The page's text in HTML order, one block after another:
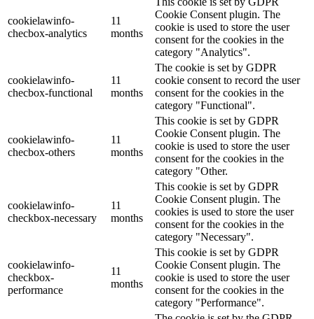
cookielawinfo-
checbox-analytics
11
months
Cookie Consent plugin. The
cookie is used to store the user
consent for the cookies in the
category "Analytics".
cookielawinfo-
checbox-functional
11
months
The cookie is set by GDPR
cookie consent to record the user
consent for the cookies in the
category "Functional".
cookielawinfo-
checbox-others
11
months
This cookie is set by GDPR
Cookie Consent plugin. The
cookie is used to store the user
consent for the cookies in the
category "Other.
cookielawinfo-
checkbox-necessary
11
months
This cookie is set by GDPR
Cookie Consent plugin. The
cookies is used to store the user
consent for the cookies in the
category "Necessary".
cookielawinfo-
checkbox-
performance
11
months
This cookie is set by GDPR
Cookie Consent plugin. The
cookie is used to store the user
consent for the cookies in the
category "Performance".